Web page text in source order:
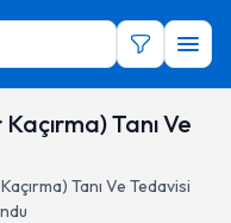
Tanı Ve
Tanı Ve Tedavisi